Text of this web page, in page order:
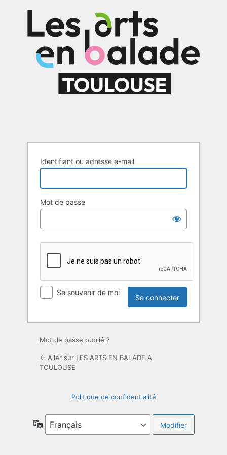
connecter
Identifiant ou adresse e-mail
Mot de passe
Se souvenir de moi
Mot de passe oublié ?
← Aller sur LES ARTS EN BALADE A
TOULOUSE
Politique de confidentialité
Langue